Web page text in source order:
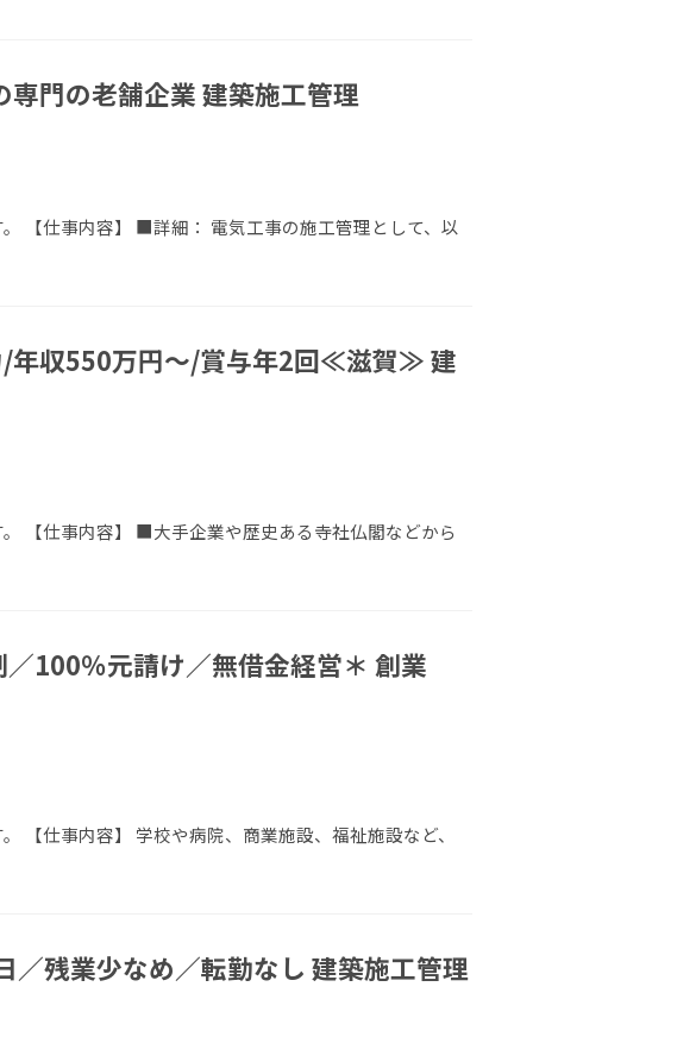
専門の老舗企業 建築施工管理
【仕事内容】 ■詳細： 電気工事の施工管理として、以
/年収550万円～/賞与年2回≪滋賀≫ 建
【仕事内容】 ■大手企業や歴史ある寺社仏閣などから
100％元請け／無借⾦経営＊ 創業
仕事内容】 学校や病院、商業施設、福祉施設など、
／残業少なめ／転勤なし 建築施工管理